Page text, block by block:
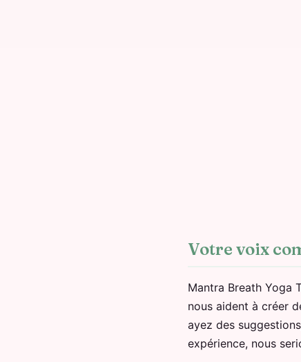
Votre voix
Mantra Breath Yoga
nous aident à créer
ayez des
expérience, nous